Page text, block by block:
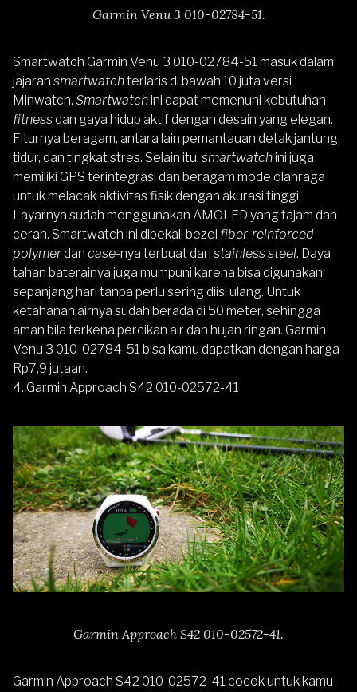
Garmin Venu 3 010-02784-51.
Smartwatch Garmin Venu 3 010-02784-51 masuk dalam
jajaran smartwatchterlaris di bawah 10 juta versi
Minwatch. Smartwatchini dapat memenuhi kebutuhan
fitnessdan gaya hidup aktif dengan desain yang elegan.
Fiturnya beragam, antara lain pemantauan detak jantung,
tidur, dan tingkat stres. Selain itu, smartwatchini juga
memiliki GPS terintegrasi dan beragam mode olahraga
untuk melacak aktivitas fisik dengan akurasi tinggi.
Layarnya sudah menggunakan AMOLED yang tajam dan
cerah. Smartwatch ini dibekali bezel fiber-reinforced
polymerdan case-nya terbuat dari stainless steel. Daya
tahan baterainya juga mumpuni karena bisa digunakan
sepanjang hari tanpa perlu sering diisi ulang. Untuk
ketahanan airnya sudah berada di 50 meter, sehingga
aman bila terkena percikan air dan hujan ringan. Garmin
Venu 3 010-02784-51 bisa kamu dapatkan dengan harga
Rp7,9 jutaan.
4. Garmin Approach S42 010-02572-41
Garmin Approach S42 010-02572-41.
Garmin Approach S42 010-02572-41 cocok untuk kamu